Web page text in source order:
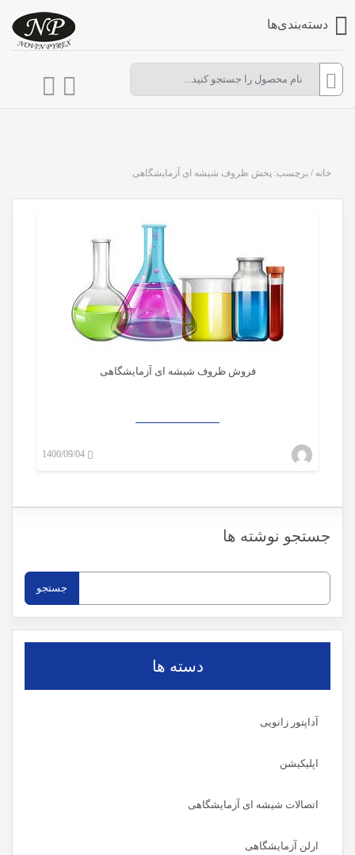
دسته‌بندی‌ها
جستجو نوشته ها
برای:
دسته ها
آداپتور زانویی
اپلیکیشن
اتصالات شیشه ای آزمایشگاهی
ارلن آزمایشگاهی
خانه / برچسب: پخش ظروف شیشه ای آزمایشگاهی
فروش ظروف شیشه ای آزمایشگاهی
1400/09/04